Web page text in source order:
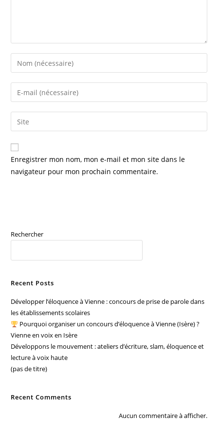
Enter
your
name
comment
Enter
your
email
address
comment
Saisir
l’URL
de
votre
(facultatif)
Enregistrer mon nom, mon e-mail et mon site dans le
navigateur pour mon prochain commentaire.
Rechercher
Recent Posts
Développer l’éloquence à Vienne : concours de prise de parole dans
les établissements scolaires
Pourquoi organiser un concours d’éloquence à Vienne (Isère) ?
Vienne en voix en Isère
Développons le mouvement : ateliers d’écriture, slam, éloquence et
lecture à voix haute
(pas de titre)
Recent Comments
Aucun commentaire à afficher.